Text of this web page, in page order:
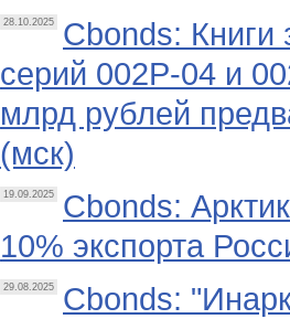
28.10.2025
Cbonds:
серий 002Р-04 и
млрд рублей
(мск)
19.09.2025
Cbonds:
10% экспорта
29.08.2025
Cbonds: